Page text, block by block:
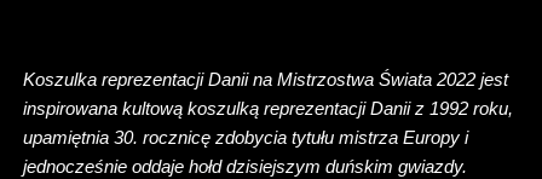
Koszulka reprezentacji Danii na Mistrzostwa Świata 2022 jest
inspirowana kultową koszulką reprezentacji Danii z 1992 roku,
upamiętnia 30. rocznicę zdobycia tytułu mistrza Europy i
jednocześnie oddaje hołd dzisiejszym duńskim gwiazdy.